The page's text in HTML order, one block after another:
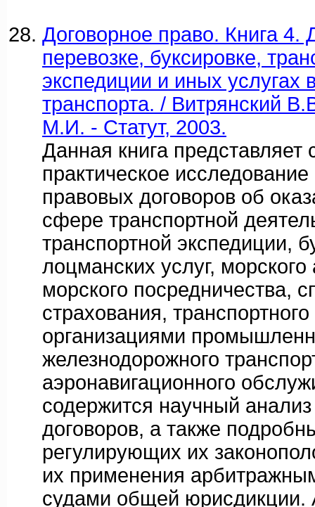
Договорное право. Книга 4.
перевозке, буксировке,
экспедиции и иных услугах
транспорта. / Витрянский
М.И. - Статут, 2003.
Данная книга представляет
практическое
правовых договоров об
сфере транспортной
транспортной экспедиции,
лоцманских услуг, морского
морского посредничества,
страхования,
организациями
железнодорожного
аэронавигационного
содержится научный
договоров, а также
регулирующих их
их применения
судами общей юрисдикции.